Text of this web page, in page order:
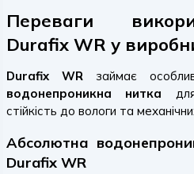
Переваги
Durafix WR у
Durafix WRзаймає
водонепроникна нитка
стійкість до вологи та
Абсолютна
Durafix WR